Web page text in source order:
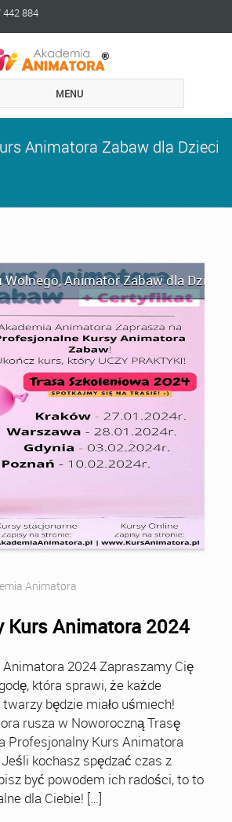
884
MENU
Animatora Zabaw dla Dzieci
Wolnego,Animator Zabaw dla Dzieci
Animatora
Kurs Animatora 2024
2024 Zapraszamy Cię
która sprawi, że każde
będzie miało uśmiech!
rusza w Noworoczną Trasę
Profesjonalny Kurs Animatora
kochasz spędzać czas z
być powodem ich radości, to to
dla Ciebie! […]